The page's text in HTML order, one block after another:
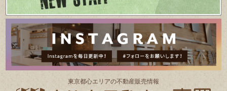
東京都⼼エリアの不動産販売情報